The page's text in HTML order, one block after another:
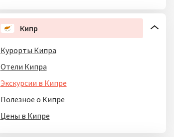
Кипр
Курорты Кипра
Отели Кипра
Экскурсии в Кипре
Полезное о Кипре
Цены в Кипре